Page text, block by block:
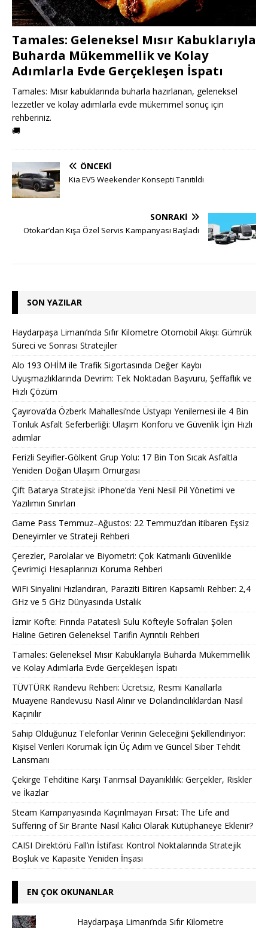
Tamales: Geleneksel Mısır Kabuklarıyla
Buharda Mükemmellik ve Kolay
Adımlarla Evde Gerçekleşen İspatı
Tamales: Mısır kabuklarında buharla hazırlanan, geleneksel
lezzetler ve kolay adımlarla evde mükemmel sonuç için
rehberiniz.
🚚
ÖNCEKI
Kia EV5 Weekender Konsepti Tanıtıldı
SONRAKI
Otokar’dan Kışa Özel Servis Kampanyası Başladı
SON YAZILAR
Haydarpaşa Limanı’nda Sıfır Kilometre Otomobil Akışı: Gümrük
Süreci ve Sonrası Stratejiler
Alo 193 OHİM ile Trafik Sigortasında Değer Kaybı
Uyuşmazlıklarında Devrim: Tek Noktadan Başvuru, Şeffaflık ve
Hızlı Çözüm
Çayırova’da Özberk Mahallesi’nde Üstyapı Yenilemesi ile 4 Bin
Tonluk Asfalt Seferberliği: Ulaşım Konforu ve Güvenlik İçin Hızlı
adımlar
Ferizli Seyifler-Gölkent Grup Yolu: 17 Bin Ton Sıcak Asfaltla
Yeniden Doğan Ulaşım Omurgası
Çift Batarya Stratejisi: iPhone’da Yeni Nesil Pil Yönetimi ve
Yazılımın Sınırları
Game Pass Temmuz–Ağustos: 22 Temmuz’dan itibaren Eşsiz
Deneyimler ve Strateji Rehberi
Çerezler, Parolalar ve Biyometri: Çok Katmanlı Güvenlikle
Çevrimiçi Hesaplarınızı Koruma Rehberi
WiFi Sinyalini Hızlandıran, Paraziti Bitiren Kapsamlı Rehber: 2,4
GHz ve 5 GHz Dünyasında Ustalık
İzmir Köfte: Fırında Patatesli Sulu Köfteyle Sofraları Şölen
Haline Getiren Geleneksel Tarifin Ayrıntılı Rehberi
Tamales: Geleneksel Mısır Kabuklarıyla Buharda Mükemmellik
ve Kolay Adımlarla Evde Gerçekleşen İspatı
TÜVTÜRK Randevu Rehberi: Ücretsiz, Resmi Kanallarla
Muayene Randevusu Nasıl Alınır ve Dolandırıcılıklardan Nasıl
Kaçınılır
Sahip Olduğunuz Telefonlar Verinin Geleceğini Şekillendiriyor:
Kişisel Verileri Korumak İçin Üç Adım ve Güncel Siber Tehdit
Lansmanı
Çekirge Tehditine Karşı Tarımsal Dayanıklılık: Gerçekler, Riskler
ve İkazlar
Steam Kampanyasında Kaçırılmayan Fırsat: The Life and
Suffering of Sir Brante Nasıl Kalıcı Olarak Kütüphaneye Eklenir?
CAISI Direktörü Fall’ın İstifası: Kontrol Noktalarında Stratejik
Boşluk ve Kapasite Yeniden İnşası
EN ÇOK OKUNANLAR
Haydarpaşa Limanı’nda Sıfır Kilometre